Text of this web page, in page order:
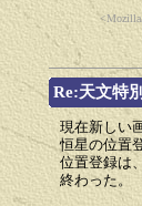
Re:天文特
現在新しい
恒星の位置
位置登録は
終わった。